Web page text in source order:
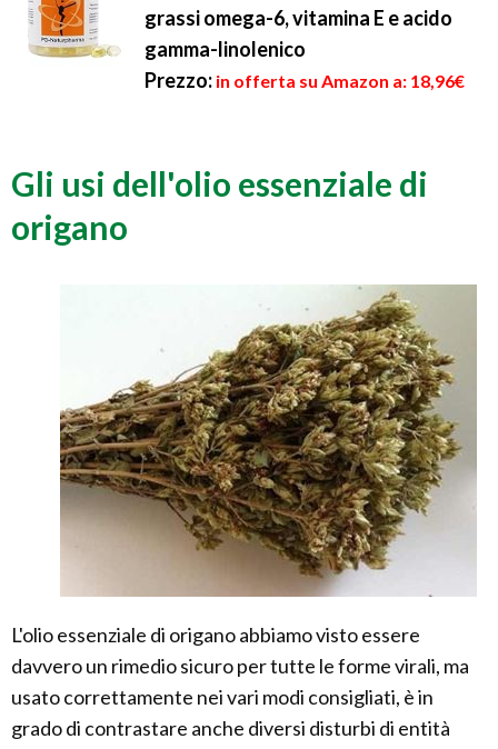
grassi omega-6, vitamina E e acido
gamma-linolenico
Prezzo: in offerta su Amazon a: 18,96€
Gli usi dell'olio essenziale di
origano
L'olio essenziale di origano abbiamo visto essere
davvero un rimedio sicuro per tutte le forme virali, ma
usato correttamente nei vari modi consigliati, è in
grado di contrastare anche diversi disturbi di entità